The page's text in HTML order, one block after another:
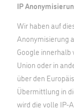
IP
Wir haben auf
Anonymisierung
Google
Union oder in
über den
Übermittlung in
wird die volle IP-